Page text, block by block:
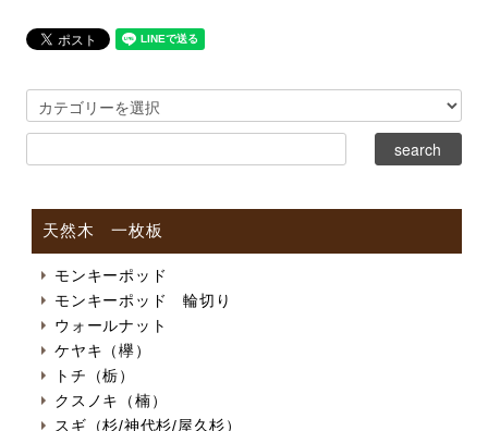
天然木 一枚板
モンキーポッド
モンキーポッド 輪切り
ウォールナット
ケヤキ（欅）
トチ（栃）
クスノキ（楠）
スギ（杉/神代杉/屋久杉）